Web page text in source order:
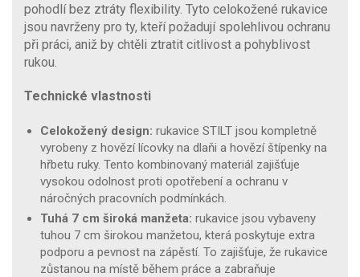
pohodlí bez ztráty flexibility. Tyto celokožené rukavice
jsou navrženy pro ty, kteří požadují spolehlivou ochranu
při práci, aniž by chtěli ztratit citlivost a pohyblivost
rukou.
Technické vlastnosti
Celokožený design: rukavice STILT jsou kompletně
vyrobeny z hovězí lícovky na dlaňi a hovězí štípenky na
hřbetu ruky. Tento kombinovaný materiál zajišťuje
vysokou odolnost proti opotřebení a ochranu v
náročných pracovních podmínkách.
Tuhá 7 cm široká manžeta: rukavice jsou vybaveny
tuhou 7 cm širokou manžetou, která poskytuje extra
podporu a pevnost na zápěstí. To zajišťuje, že rukavice
zůstanou na místě během práce a zabraňuje